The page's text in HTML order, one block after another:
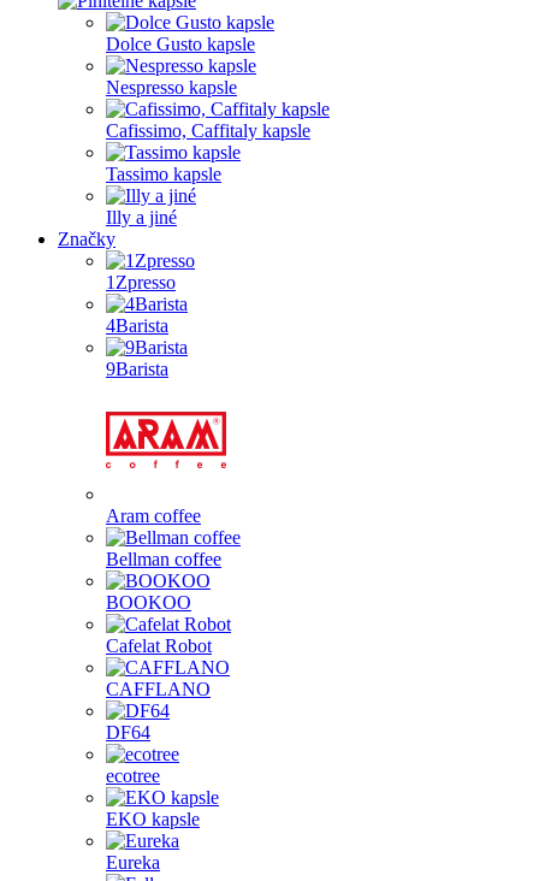
Dolce Gusto kapsle
Nespresso kapsle
Cafissimo, Caffitaly kapsle
Tassimo kapsle
Illy a jiné
Značky
1Zpresso
4Barista
9Barista
Aram coffee
Bellman coffee
BOOKOO
Cafelat Robot
CAFFLANO
DF64
ecotree
EKO kapsle
Eureka